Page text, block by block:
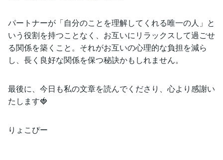
パートナーが「自分のことを理解してくれる唯一の人」と
いう役割を持つことなく、お互いにリラックスして過ごせ
る関係を築くこと。それがお互いの心理的な負担を減ら
し、長く良好な関係を保つ秘訣かもしれません。
最後に、今日も私の文章を読んでくださり、心より感謝い
たします🍓
りょこぴー